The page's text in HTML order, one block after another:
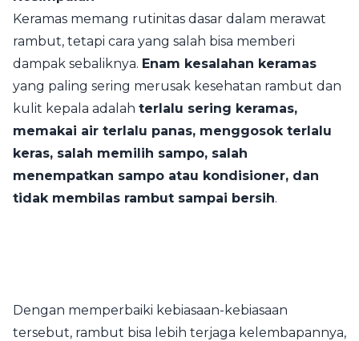
Keramas memang rutinitas dasar dalam merawat
rambut, tetapi cara yang salah bisa memberi
dampak sebaliknya. Enam kesalahan keramas
yang paling sering merusak kesehatan rambut dan
kulit kepala adalah terlalu sering keramas,
memakai air terlalu panas, menggosok terlalu
keras, salah memilih sampo, salah
menempatkan sampo atau kondisioner, dan
tidak membilas rambut sampai bersih.
Dengan memperbaiki kebiasaan-kebiasaan
tersebut, rambut bisa lebih terjaga kelembapannya,